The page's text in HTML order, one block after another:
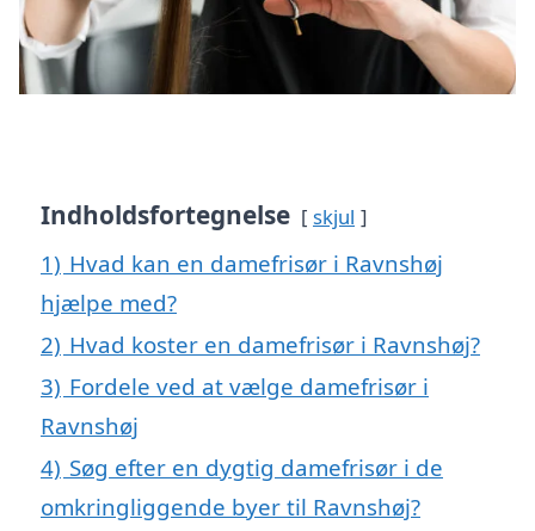
Indholdsfortegnelse skjul
1) Hvad kan en damefrisør i Ravnshøj
hjælpe med?
2) Hvad koster en damefrisør i Ravnshøj?
3) Fordele ved at vælge damefrisør i
Ravnshøj
4) Søg efter en dygtig damefrisør i de
omkringliggende byer til Ravnshøj?